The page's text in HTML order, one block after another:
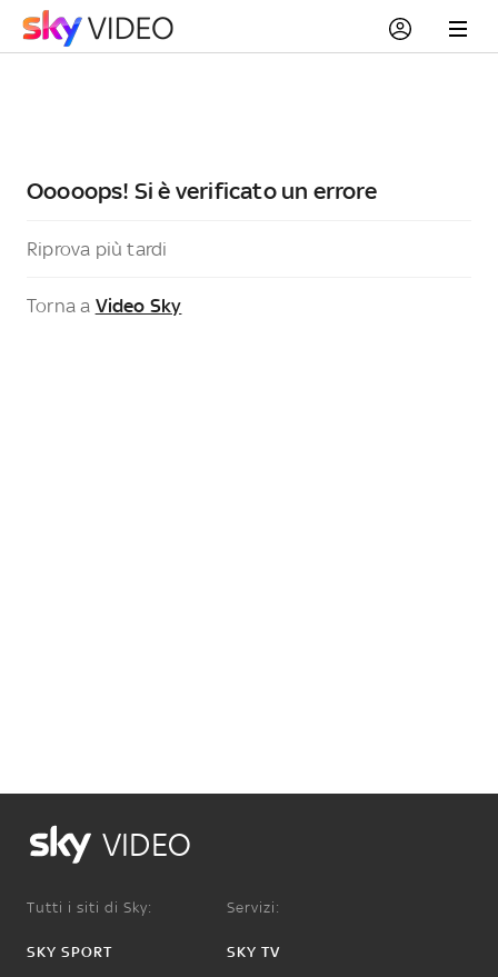
Ooooops! Si è verificato un errore
Riprova più tardi
Torna a Video Sky
VIDEO
Tutti i siti di Sky:
SKY SPORT
Servizi:
SKY TV